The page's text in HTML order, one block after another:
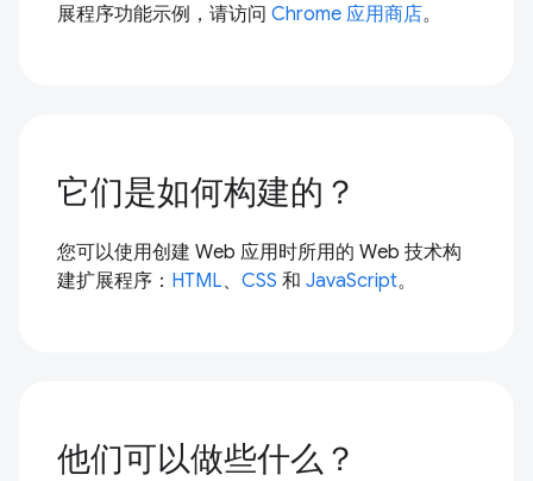
展程序功能示例，请访问 Chrome 应用商店。
它们是如何构建的？
您可以使用创建 Web 应用时所用的 Web 技术构
建扩展程序： HTML、 CSS 和 JavaScript。
他们可以做些什么？